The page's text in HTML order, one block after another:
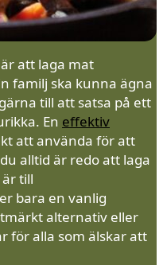
att laga mat
familj ska kunna ägna
till att satsa på ett
En effektiv
att använda för att
alltid är redo att laga
till
bara en vanlig
alternativ eller
för alla som älskar att